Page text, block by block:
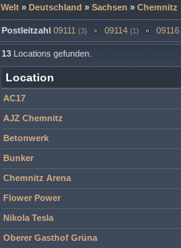
Welt » Deutschland » Sachsen » Chemnitz
Postleitzahl 09111 (3) 09114 (1) 09116
13 Locations gefunden.
Location
AC17
AJZ Chemnitz
Betonwerk
Bunker
Chemnitz Arena
Flower Power
Nikola Tesla
Oberer Gasthof Grüna